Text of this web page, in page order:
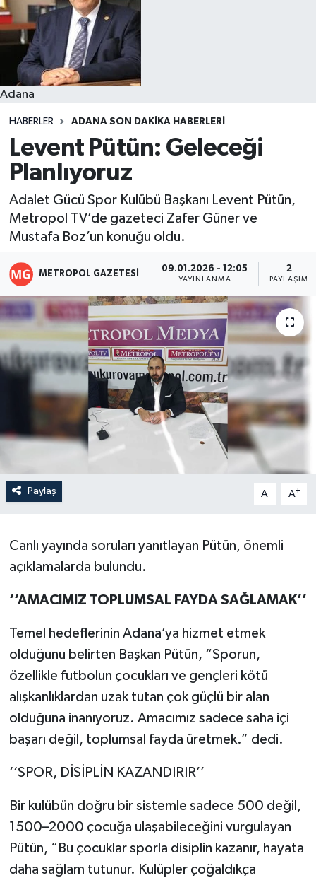
Adana
HABERLER ADANA SON DAKIKA HABERLERI
Levent Pütün: Geleceği
Planlıyoruz
Adalet Gücü Spor Kulübü Başkanı Levent Pütün,
Metropol TV’de gazeteci Zafer Güner ve
Mustafa Boz’un konuğu oldu.
METROPOL GAZETESI 09.01.2026 - 12:05
YAYINLANMA
2
PAYLAŞIM
Paylaş A- A+
Canlı yayında soruları yanıtlayan Pütün, önemli
açıklamalarda bulundu.
‘‘AMACIMIZ TOPLUMSAL FAYDA SAĞLAMAK’’
Temel hedeflerinin Adana’ya hizmet etmek
olduğunu belirten Başkan Pütün, “Sporun,
özellikle futbolun çocukları ve gençleri kötü
alışkanlıklardan uzak tutan çok güçlü bir alan
olduğuna inanıyoruz. Amacımız sadece saha içi
başarı değil, toplumsal fayda üretmek.” dedi.
‘‘SPOR, DİSİPLİN KAZANDIRIR’’
Bir kulübün doğru bir sistemle sadece 500 değil,
1500–2000 çocuğa ulaşabileceğini vurgulayan
Pütün, “Bu çocuklar sporla disiplin kazanır, hayata
daha sağlam tutunur. Kulüpler çoğaldıkça
Resmi İlanlar